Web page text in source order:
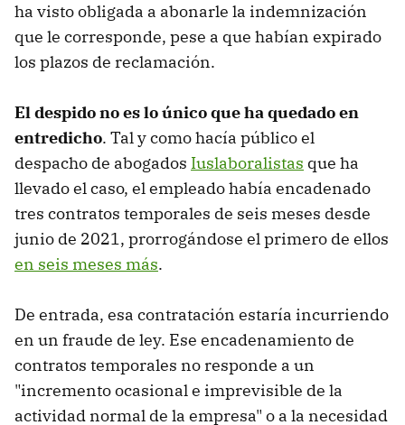
ha visto obligada a abonarle la indemnización
que le corresponde, pese a que habían expirado
los plazos de reclamación.
El despido no es lo único que ha quedado en
entredicho. Tal y como hacía público el
despacho de abogados Iuslaboralistas que ha
llevado el caso, el empleado había encadenado
tres contratos temporales de seis meses desde
junio de 2021, prorrogándose el primero de ellos
en seis meses más.
De entrada, esa contratación estaría incurriendo
en un fraude de ley. Ese encadenamiento de
contratos temporales no responde a un
"incremento ocasional e imprevisible de la
actividad normal de la empresa" o a la necesidad